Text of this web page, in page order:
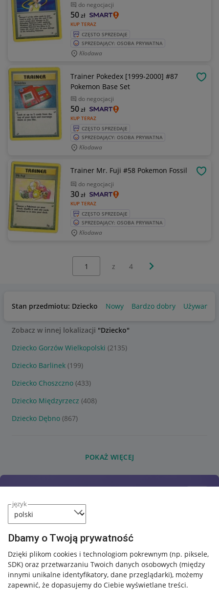
język
Dbamy o Twoją prywatność
Dzięki plikom cookies i technologiom pokrewnym (np. piksele,
SDK) oraz przetwarzaniu Twoich danych osobowych (między
innymi unikalne identyfikatory, dane przeglądarki), możemy
zapewnić, że dopasujemy do Ciebie wyświetlane treści.
do negocjacji
KUP TERAZ
50zł
CZĘSTO SPRZEDAJE
SPRZEDAJĄCY: OSOBA PRYWATNA
Kłodawa
Trainer Pokedex [1999-2000] #87
Pokemon Base Set
do negocjacji
KUP TERAZ
50zł
CZĘSTO SPRZEDAJE
SPRZEDAJĄCY: OSOBA PRYWATNA
Kłodawa
Trainer Mr. Fuji #58 Pokemon Fossil
do negocjacji
KUP TERAZ
30zł
CZĘSTO SPRZEDAJE
SPRZEDAJĄCY: OSOBA PRYWATNA
Kłodawa
z 4 Następna strona
Stan przedmiotu: Dziecko Nowy Bardzo dobry Używany
Zobacz w innej lokalizacji "Dziecko"
Dziecko Gorzów Wielkopolski (2135)
Dziecko Barlinek (199)
Dziecko Choszczno (433)
Dziecko Międzyrzecz (408)
Dziecko Dębno (867)
POKAŻ WIĘCEJ